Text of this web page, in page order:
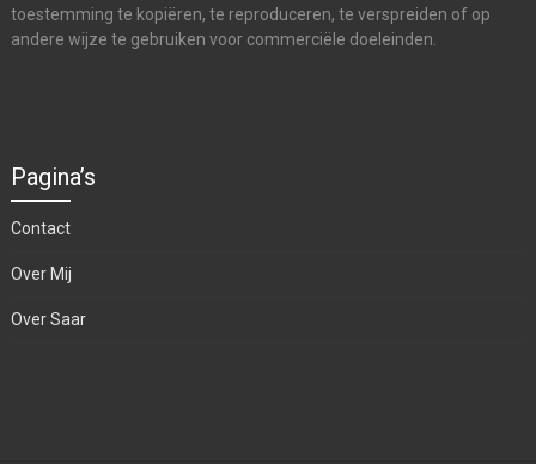
toestemming te kopiëren, te reproduceren, te verspreiden of op
andere wijze te gebruiken voor commerciële doeleinden.
Pagina’s
Contact
Over Mij
Over Saar